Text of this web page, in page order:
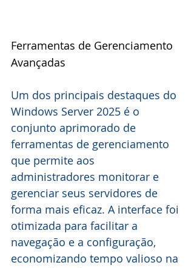
Ferramentas de Gerenciamento
Avançadas
Um dos principais destaques do
Windows Server 2025 é o
conjunto aprimorado de
ferramentas de gerenciamento
que permite aos
administradores monitorar e
gerenciar seus servidores de
forma mais eficaz. A interface foi
otimizada para facilitar a
navegação e a configuração,
economizando tempo valioso na